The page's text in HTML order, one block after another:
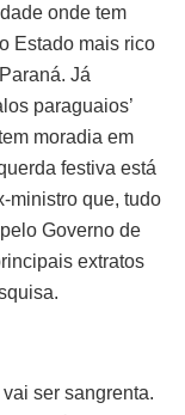
onde tem
Estado mais rico
Já
paraguaios’
moradia em
festiva está
ministro que, tudo
Governo de
extratos
ser sangrenta.